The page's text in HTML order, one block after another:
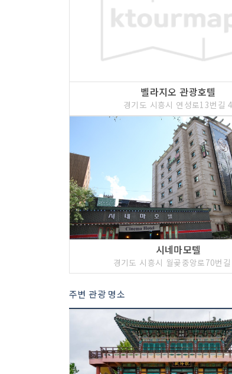
벨라지오 관광호텔
경기도 시흥시 연성로13번길 4
시네마모텔
경기도 시흥시 월곶중앙로70번
주변 관광 명소